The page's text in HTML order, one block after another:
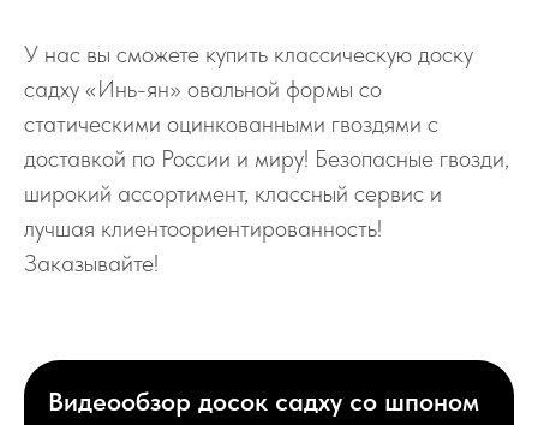
У нас вы сможете купить классическую доску
садху «Инь-ян» овальной формы со
статическими оцинкованными гвоздями с
доставкой по России и миру! Безопасные гвозди,
широкий ассортимент, классный сервис и
лучшая клиентоориентированность!
Заказывайте!
Видеообзор досок садху со шпоном